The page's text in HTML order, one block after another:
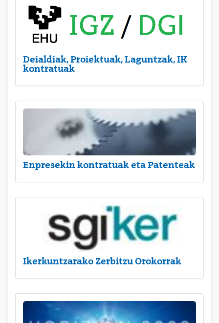
Deialdiak, Proiektuak, Laguntzak, IK
kontratuak
Enpresekin kontratuak eta Patenteak
Ikerkuntzarako Zerbitzu Orokorrak